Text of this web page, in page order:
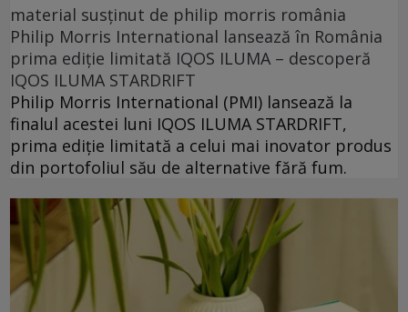
material susținut de philip morris românia
Philip Morris International lansează în România
prima ediție limitată IQOS ILUMA – descoperă
IQOS ILUMA STARDRIFT
Philip Morris International (PMI) lansează la
finalul acestei luni IQOS ILUMA STARDRIFT,
prima ediție limitată a celui mai inovator produs
din portofoliul său de alternative fără fum.